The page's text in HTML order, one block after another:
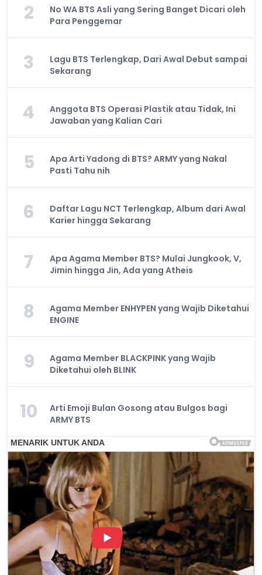
2
No WA BTS Asli yang Sering Banget Dicari oleh
Para Penggemar
3
Lagu BTS Terlengkap, Dari Awal Debut sampai
Sekarang
4
Anggota BTS Operasi Plastik atau Tidak, Ini
Jawaban yang Kalian Cari
5
Apa Arti Yadong di BTS? ARMY yang Nakal
Pasti Tahu nih
6
Daftar Lagu NCT Terlengkap, Album dari Awal
Karier hingga Sekarang
7
Apa Agama Member BTS? Mulai Jungkook, V,
Jimin hingga Jin, Ada yang Atheis
8
Agama Member ENHYPEN yang Wajib Diketahui
ENGINE
9
Agama Member BLACKPINK yang Wajib
Diketahui oleh BLINK
10
Arti Emoji Bulan Gosong atau Bulgos bagi
ARMY BTS